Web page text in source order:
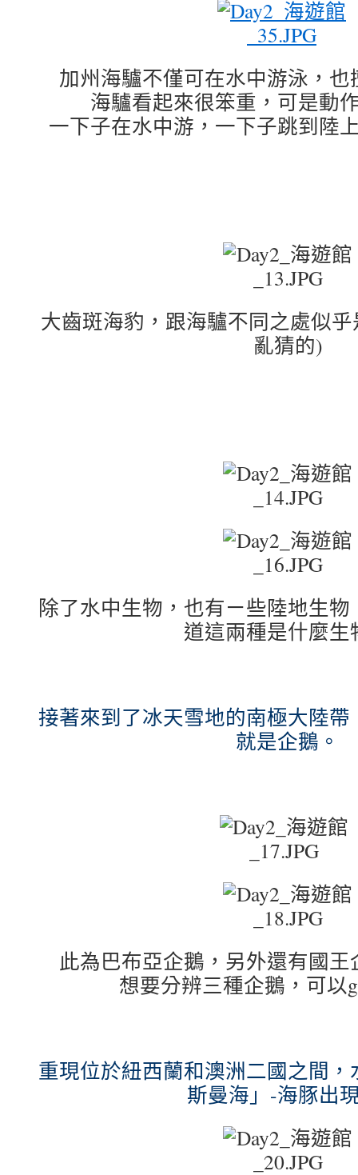
加州海驢不僅可在水中游泳，
海驢看起來很笨重，可是動
一下子在水中游，一下子跳到陸
大齒斑海豹，跟海驢不同之處似
亂猜的)
除了水中生物，也有ㄧ些陸地生
道這兩種是什麼生
接著來到了冰天雪地的南極大陸
就是企鵝。
此為巴布亞企鵝，另外還有國
想要分辨三種企鵝，可以
重現位於紐西蘭和澳洲二國之間
斯曼海」-海豚出